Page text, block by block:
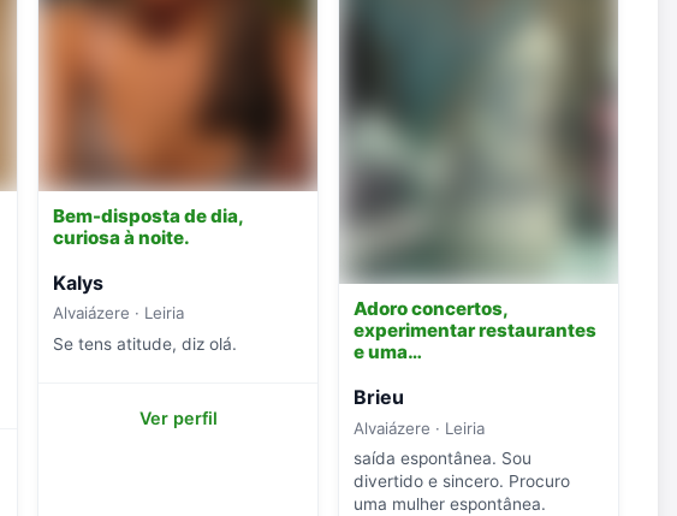
Bem-disposta de dia,
curiosa à noite.
Kalys
Alvaiázere · Leiria
Se tens atitude, diz olá.
Ver perfil
Adoro concertos,
experimentar restaurantes
e uma…
Brieu
Alvaiázere · Leiria
saída espontânea. Sou
divertido e sincero. Procuro
uma mulher espontânea.